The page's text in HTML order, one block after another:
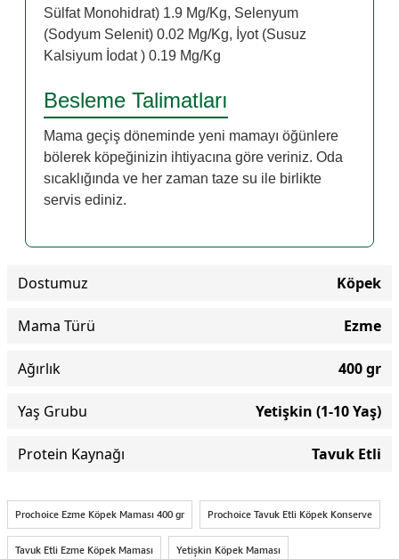
Sülfat Monohidrat) 1.9 Mg/Kg, Selenyum
(Sodyum Selenit) 0.02 Mg/Kg, İyot (Susuz
Kalsiyum İodat ) 0.19 Mg/Kg
Besleme Talimatları
Mama geçiş döneminde yeni mamayı öğünlere
bölerek köpeğinizin ihtiyacına göre veriniz. Oda
sıcaklığında ve her zaman taze su ile birlikte
servis ediniz.
Dostumuz Köpek
Mama Türü Ezme
Ağırlık 400 gr
Yaş Grubu Yetişkin (1-10 Yaş)
Protein Kaynağı Tavuk Etli
Prochoice Ezme Köpek Maması 400 gr Prochoice Tavuk Etli Köpek Konserve
Tavuk Etli Ezme Köpek Maması Yetişkin Köpek Maması